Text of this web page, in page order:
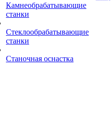
Камнеобрабатывающие
станки
Стеклообрабатывающие
станки
Станочная оснастка